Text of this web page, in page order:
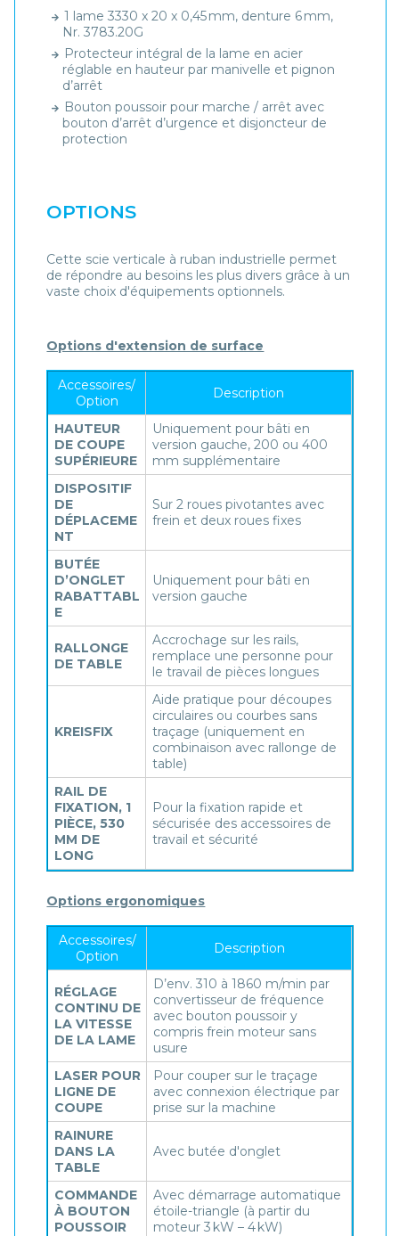
1 lame 3330 x 20 x 0,45 mm, denture 6 mm,
Nr. 3783.20G
Protecteur intégral de la lame en acier
réglable en hauteur par manivelle et pignon
d’arrêt
Bouton poussoir pour marche / arrêt avec
bouton d’arrêt d’urgence et disjoncteur de
protection
OPTIONS
Cette scie verticale à ruban industrielle permet
de répondre au besoins les plus divers grâce à un
vaste choix d'équipements optionnels.
Options d'extension de surface
Accessoires/
Option
Description
HAUTEUR
DE COUPE
SUPÉRIEURE
Uniquement pour bâti en
version gauche, 200 ou 400
mm supplémentaire
DISPOSITIF
DE
DÉPLACEME
NT
Sur 2 roues pivotantes avec
frein et deux roues fixes
BUTÉE
D’ONGLET
RABATTABL
E
Uniquement pour bâti en
version gauche
RALLONGE
DE TABLE
Accrochage sur les rails,
remplace une personne pour
le travail de pièces longues
KREISFIX
Aide pratique pour découpes
circulaires ou courbes sans
traçage (uniquement en
combinaison avec rallonge de
table)
RAIL DE
FIXATION, 1
PIÈCE, 530
MM DE
LONG
Pour la fixation rapide et
sécurisée des accessoires de
travail et sécurité
Options ergonomiques
Accessoires/
Option
Description
RÉGLAGE
CONTINU DE
LA VITESSE
DE LA LAME
D’env. 310 à 1860 m/min par
convertisseur de fréquence
avec bouton poussoir y
compris frein moteur sans
usure
LASER POUR
LIGNE DE
COUPE
Pour couper sur le traçage
avec connexion électrique par
prise sur la machine
RAINURE
DANS LA
TABLE
Avec butée d'onglet
COMMANDE
À BOUTON
POUSSOIR
Avec démarrage automatique
étoile-triangle (à partir du
moteur 3 kW – 4 kW)